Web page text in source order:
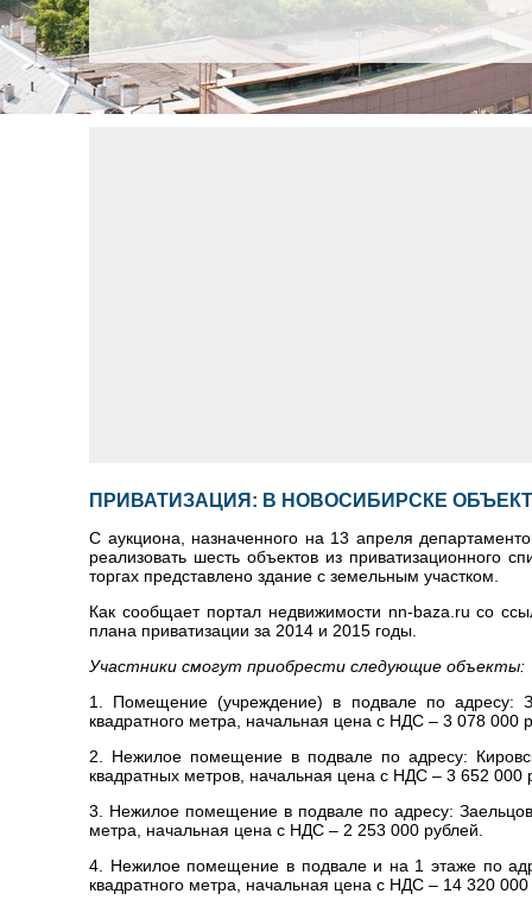
ПРИВАТИЗАЦИЯ: В НОВОСИБИРСКЕ
С аукциона, назначенного на 13 апреля
реализовать шесть объектов из приватизационного
торгах представлено здание с земельным участком.
Как сообщает портал недвижимости nn-baza.ru со
плана приватизации за 2014 и 2015 годы.
Участники смогут приобрести следующие объекты:
1. Помещение (учреждение) в подвале по адресу:
квадратного метра, начальная цена с НДС – 3 078 000
2. Нежилое помещение в подвале по адресу:
квадратных метров, начальная цена с НДС – 3 652 000
3. Нежилое помещение в подвале по адресу:
метра, начальная цена с НДС – 2 253 000 рублей.
4. Нежилое помещение в подвале и на 1 этаже по
квадратного метра, начальная цена с НДС – 14 320 000